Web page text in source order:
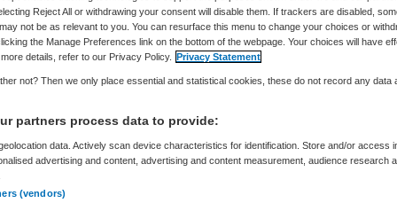
Skipr Redactie 8 maart 2016 ,12:35 60 keer gelezen
bestuur van Alrijne Zorggroep heeft besloten
1 januari 2017. Alrijne Zorggroep gaat op zoek
voor de twee verpleeghuizen
Reject All or withdrawing your consent will disable them. If trackers are disabled,
not be as relevant to you. You can resurface this menu to change your choices or
the Manage Preferences link on the bottom of the webpage. Your choices will have
details, refer to our Privacy Policy. Privacy Statement
not? Then we only place essential and statistical cookies, these do not record any data
partners process data to provide:
data. Actively scan device characteristics for identification. Store and/or access
advertising and content, advertising and content measurement, audience research
(vendors)